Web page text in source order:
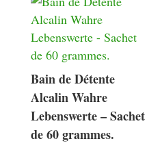
Bain de Détente
Alcalin Wahre
Lebenswerte – Sachet
de 60 grammes.